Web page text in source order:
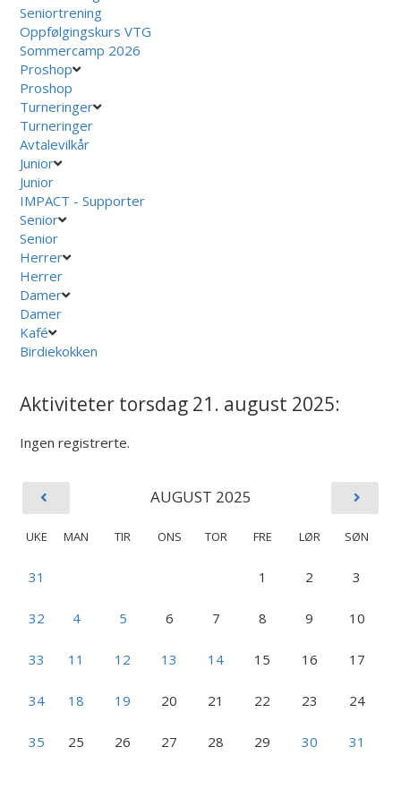
Seniortrening
Oppfølgingskurs VTG
Sommercamp 2026
Proshop
Proshop
Turneringer
Turneringer
Avtalevilkår
Junior
Junior
IMPACT - Supporter
Senior
Senior
Herrer
Herrer
Damer
Damer
Kafé
Birdiekokken
Aktiviteter torsdag 21. august 2025:
Ingen registrerte.
AUGUST 2025
UKE MAN TIR ONS TOR FRE LØR SØN
31 1 2 3
32 4 5 6 7 8 9 10
33 11 12 13 14 15 16 17
34 18 19 20 21 22 23 24
35 25 26 27 28 29 30 31